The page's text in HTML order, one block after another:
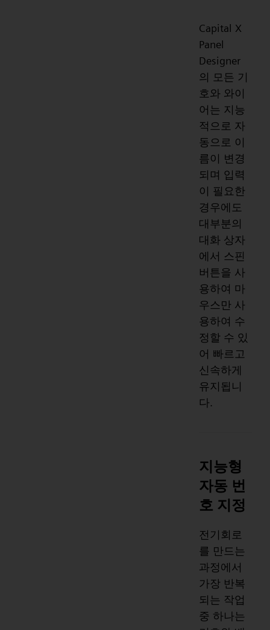
Capital X
Panel
Designer
의 모든 기
호와 와이
어는 지능
적으로 자
동으로 이
름이 변경
되며 입력
이 필요한
경우에도
대부분의
대화 상자
에서 스핀
버튼을 사
용하여 마
우스만 사
용하여 수
정할 수 있
어 빠르고
신속하게
유지됩니
다.
지능형
자동 번
호 지정
전기회로
를 만드는
과정에서
가장 반복
되는 작업
중 하나는